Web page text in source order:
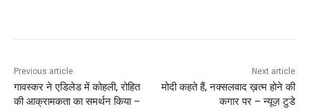
Previous article
गावस्कर ने एडिलेड में कोहली, रोहित
की आक्रामकता का समर्थन किया –
Next article
मोदी कहते हैं, नक्सलवाद ख़त्म होने की
कगार पर – न्यूज़ टुडे